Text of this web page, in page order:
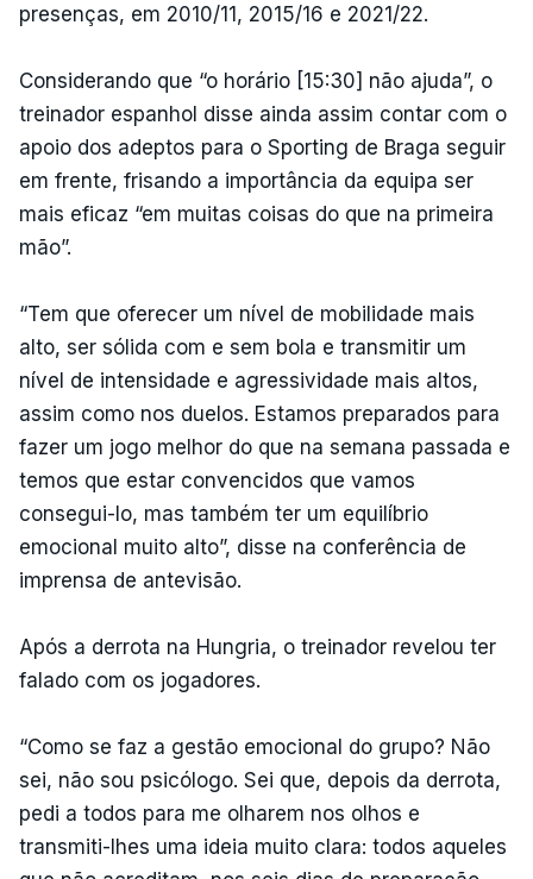
presenças, em 2010/11, 2015/16 e 2021/22.
Considerando que “o horário [15:30] não ajuda”, o
treinador espanhol disse ainda assim contar com o
apoio dos adeptos para o Sporting de Braga seguir
em frente, frisando a importância da equipa ser
mais eficaz “em muitas coisas do que na primeira
mão”.
“Tem que oferecer um nível de mobilidade mais
alto, ser sólida com e sem bola e transmitir um
nível de intensidade e agressividade mais altos,
assim como nos duelos. Estamos preparados para
fazer um jogo melhor do que na semana passada e
temos que estar convencidos que vamos
consegui-lo, mas também ter um equilíbrio
emocional muito alto”, disse na conferência de
imprensa de antevisão.
Após a derrota na Hungria, o treinador revelou ter
falado com os jogadores.
“Como se faz a gestão emocional do grupo? Não
sei, não sou psicólogo. Sei que, depois da derrota,
pedi a todos para me olharem nos olhos e
transmiti-lhes uma ideia muito clara: todos aqueles